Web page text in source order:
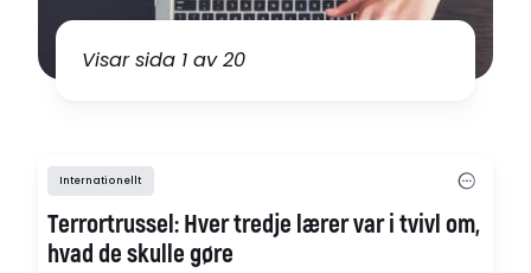
Visar sida 1 av 20
Internationellt
Terrortrussel: Hver tredje lærer var i tvivl om,
hvad de skulle gøre